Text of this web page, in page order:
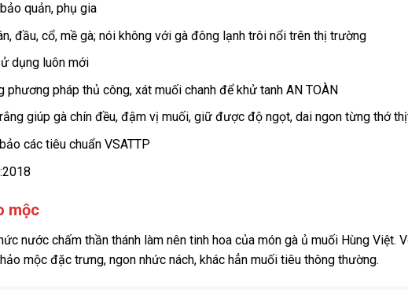
quản, phụ gia
đầu, cổ, mề gà; nói không với gà đông lạnh trôi nổi trên thị trường
dụng luôn mới
pháp thủ công, xát muối chanh để khử tanh AN TOÀN
giúp gà chín đều, đậm vị muối, giữ được độ ngọt, dai ngon từng thớ
các tiêu chuẩn VSATTP
mộc
nước chấm thần thánh làm nên tinh hoa của món gà ủ muối Hùng Việt.
mộc đặc trưng, ngon nhức nách, khác hẳn muối tiêu thông thường.